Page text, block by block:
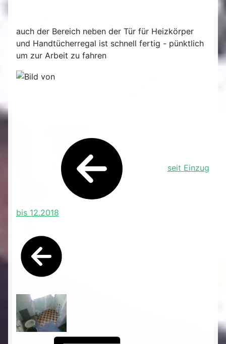
auch der Bereich neben der Tür für Heizkörper
und Handtücherregal ist schnell fertig - pünktlich
um zur Arbeit zu fahren
seit Einzug
bis 12.2018